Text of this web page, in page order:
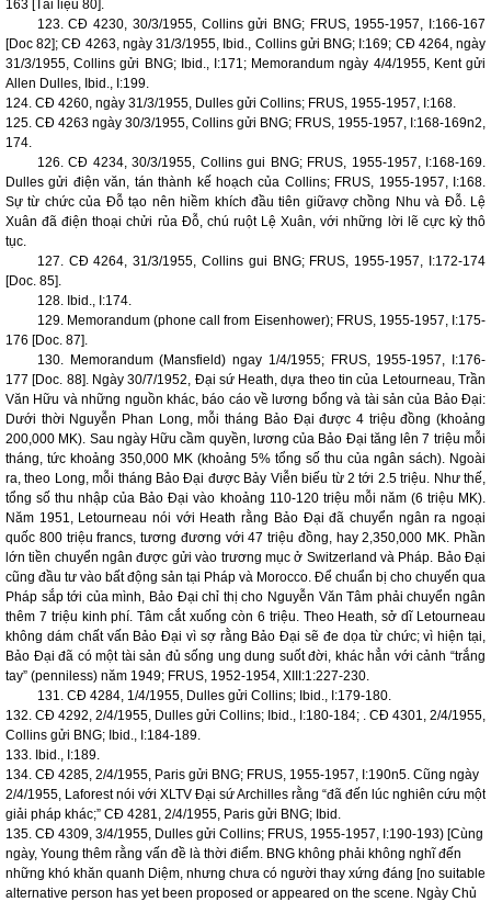
163 [Tài liệu 80].
123. CĐ 4230, 30/3/1955, Collins gửi BNG; FRUS, 1955-1957, I:166-167
[Doc 82]; CĐ 4263, ngày 31/3/1955, Ibid., Collins gửi BNG; I:169; CĐ 4264, ngày
31/3/1955, Collins gửi BNG; Ibid., I:171; Memorandum ngày 4/4/1955, Kent gửi
Allen Dulles, Ibid., I:199.
124. CĐ 4260, ngày 31/3/1955, Dulles gửi Collins; FRUS, 1955-1957, I:168.
125. CĐ 4263 ngày 30/3/1955, Collins gửi BNG; FRUS, 1955-1957, I:168-169n2,
174.
126. CĐ 4234, 30/3/1955, Collins gui BNG; FRUS, 1955-1957, I:168-169.
Dulles gửi điện văn, tán thành kế hoạch của Collins; FRUS, 1955-1957, I:168.
Sự từ chức của Đỗ tạo nên hiềm khích đầu tiên giữavợ chồng Nhu và Đỗ. Lệ
Xuân đã điện thoại chửi rủa Đỗ, chú ruột Lệ Xuân, với những lời lẽ cực kỳ thô
tục.
127. CĐ 4264, 31/3/1955, Collins gui BNG; FRUS, 1955-1957, I:172-174
[Doc. 85].
128. Ibid., I:174.
129. Memorandum (phone call from Eisenhower); FRUS, 1955-1957, I:175-
176 [Doc. 87].
130. Memorandum (Mansfield) ngay 1/4/1955; FRUS, 1955-1957, I:176-
177 [Doc. 88]. Ngày 30/7/1952, Đại sứ Heath, dựa theo tin của Letourneau, Trần
Văn Hữu và những nguồn khác, báo cáo về lương bổng và tài sản của Bảo Đại:
Dưới thời Nguyễn Phan Long, mỗi tháng Bảo Đại được 4 triệu đồng (khoảng
200,000 MK). Sau ngày Hữu cầm quyền, lương của Bảo Đại tăng lên 7 triệu mỗi
tháng, tức khoảng 350,000 MK (khoảng 5% tổng số thu của ngân sách). Ngoài
ra, theo Long, mỗi tháng Bảo Đại được Bảy Viễn biếu từ 2 tới 2.5 triệu. Như thế,
tổng số thu nhập của Bảo Đại vào khoảng 110-120 triệu mỗi năm (6 triệu MK).
Năm 1951, Letourneau nói với Heath rằng Bảo Đại đã chuyển ngân ra ngoại
quốc 800 triệu francs, tương đương với 47 triệu đồng, hay 2,350,000 MK. Phần
lớn tiền chuyển ngân được gửi vào trương mục ở Switzerland và Pháp. Bảo Đại
cũng đầu tư vào bất động sản tại Pháp và Morocco. Để chuẩn bị cho chuyến qua
Pháp sắp tới của mình, Bảo Đại chỉ thị cho Nguyễn Văn Tâm phải chuyển ngân
thêm 7 triệu kinh phí. Tâm cắt xuống còn 6 triệu. Theo Heath, sở dĩ Letourneau
không dám chất vấn Bảo Đại vì sợ rằng Bảo Đại sẽ đe dọa từ chức; vì hiện tại,
Bảo Đại đã có một tài sản đủ sống ung dung suốt đời, khác hẳn với cảnh “trắng
tay” (penniless) năm 1949; FRUS, 1952-1954, XIII:1:227-230.
131. CĐ 4284, 1/4/1955, Dulles gửi Collins; Ibid., I:179-180.
132. CĐ 4292, 2/4/1955, Dulles gửi Collins; Ibid., I:180-184; . CĐ 4301, 2/4/1955,
Collins gửi BNG; Ibid., I:184-189.
133. Ibid., I:189.
134. CĐ 4285, 2/4/1955, Paris gửi BNG; FRUS, 1955-1957, I:190n5. Cũng ngày
2/4/1955, Laforest nói với XLTV Đại sứ Archilles rằng “đã đến lúc nghiên cứu một
giải pháp khác;” CĐ 4281, 2/4/1955, Paris gửi BNG; Ibid.
135. CĐ 4309, 3/4/1955, Dulles gửi Collins; FRUS, 1955-1957, I:190-193) [Cùng
ngày, Young thêm rằng vấn đề là thời điểm. BNG không phải không nghĩ đến
những khó khăn quanh Diệm, nhưng chưa có người thay xứng đáng [no suitable
alternative person has yet been proposed or appeared on the scene. Ngày Chủ